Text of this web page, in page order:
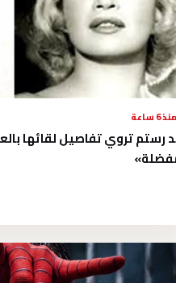
6 ساعة
رستم تروي تفاصيل لقائها